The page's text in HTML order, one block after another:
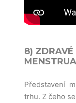
8)
Představení
trhu. Z čeho